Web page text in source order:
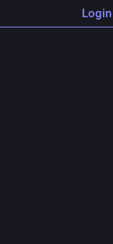
かでち
Login